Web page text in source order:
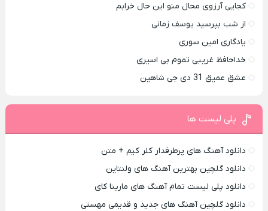
کجایی آرزوی محال منو این حال خرابم
از شب بپرسید یوسف زمانی
یادگاری امین سوری
خداحافظ غریبی تموم بی اسیری
عشق عمیق 31 دی جی شاهین
پلی لیست ها
دانلود آهنگ های پرطرفدار کلر کیم + متن
دانلود گلچین بهترین آهنگ های ولنتاین
دانلود پلی لیست تمام آهنگ های مارینا کای
دانلود گلچین آهنگ های جدید و قدیمی مهستی